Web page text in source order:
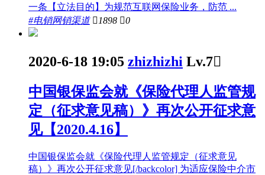
一条【立法目的】为规范互联网保险业务，防范 ...
#电销网销渠道  1898 0
2020-6-18 19:05 zhizhizhi Lv.7
中国银保监会就《保险代理人监管规
定（征求意见稿）》再次公开征求意
见【2020.4.16】
中国银保监会就《保险代理人监管规定（征求意见
稿）》再次公开征求意见[/backcolor] 为适应保险中介市